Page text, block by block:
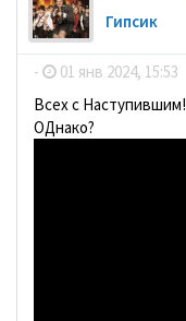
Гипсик
- 01 янв 2024, 15:53
Всех с Наступившим!
ОДнако?